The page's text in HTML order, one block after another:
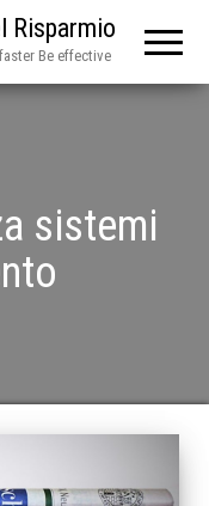
Risparmio
Be effective
sistemi